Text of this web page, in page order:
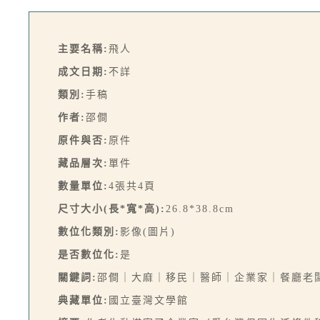
主要名稱: 飛人
成文日期: 不詳
類別: 手稿
作者: 邵僴
原件與否: 原件
藏品層次: 單件
數量單位: 4張共4頁
尺寸大小(長*寬*高): 26.8*38.8cm
數位化類別: 影像(圖片)
是否數位化: 是
關鍵詞: 邵僴｜大麻｜移民｜醫師｜企業家｜餐廳老
典藏單位: 國立臺灣文學館